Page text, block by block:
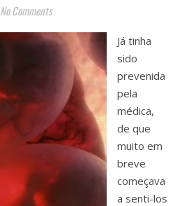
No Comments
Já tinha
sido
prevenida
pela
médica,
de que
muito em
breve
começava
a senti-los